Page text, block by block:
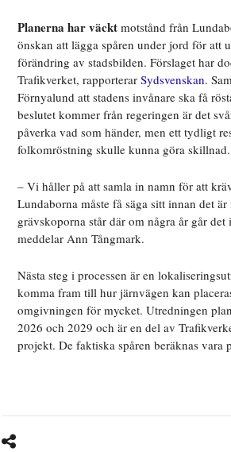
Planerna har väckt motstånd från
önskan att lägga spåren under jord för att
förändring av stadsbilden. Förslaget har
Trafikverket, rapporterarSydsvenskan.
Förnyalund att stadens invånare ska få
beslutet kommer från regeringen är det
påverka vad som händer, men ett tydligt
folkomröstning skulle kunna göra skillnad.
– Vi håller på att samla in namn för att
Lundaborna måste få säga sitt innan det
grävskoporna står där om några år går det
meddelar Ann Tångmark.
Nästa steg i processen är en
komma fram till hur järnvägen kan
omgivningen för mycket. Utredningen
2026 och 2029 och är en del av
projekt. De faktiska spåren beräknas vara